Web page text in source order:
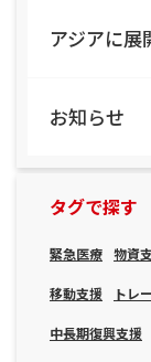
アジアに展
お知らせ
タグで探す
緊急医療 物資
移動支援 トレ
中長期復興支援